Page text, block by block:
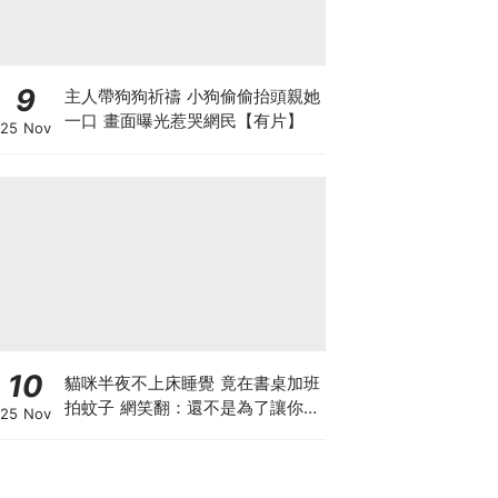
9
25 Nov
主人帶狗狗祈禱 小狗偷偷抬頭親她
一口 畫面曝光惹哭網民【有片】
10
25 Nov
貓咪半夜不上床睡覺 竟在書桌加班
拍蚊子 網笑翻：還不是為了讓你睡